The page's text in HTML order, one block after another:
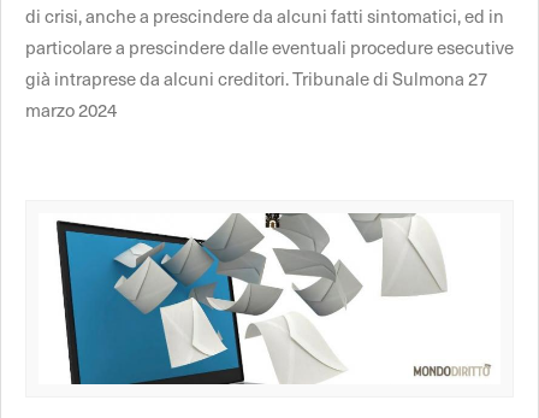
di crisi, anche a prescindere da alcuni fatti sintomatici, ed in
particolare a prescindere dalle eventuali procedure esecutive
già intraprese da alcuni creditori. Tribunale di Sulmona 27
marzo 2024